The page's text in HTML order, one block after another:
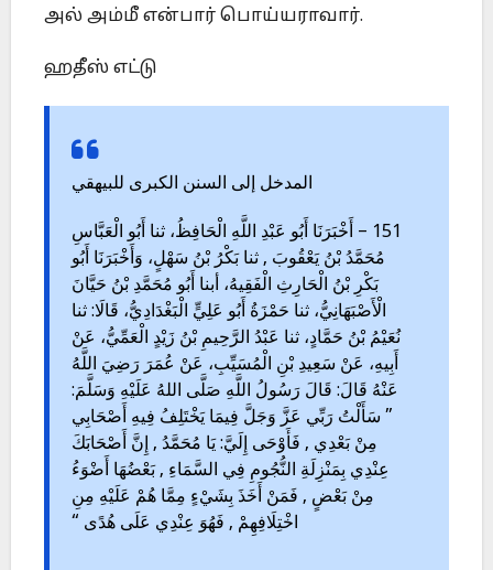
அல் அம்மீ என்பார் பொய்யராவார்.
ஹதீஸ் எட்டு
المدخل إلى السنن الكبرى للبيهقي
151 – أَخْبَرَنَا أَبُو عَبْدِ اللَّهِ الْحَافِظُ، ثنا أَبُو الْعَبَّاسِ
مُحَمَّدُ بْنُ يَعْقُوبَ , ثنا بَكْرُ بْنُ سَهْلٍ، وَأَخْبَرَنَا أَبُو
بَكْرِ بْنُ الْحَارِثِ الْفَقِيهُ، أبنا أَبُو مُحَمَّدِ بْنُ حَيَّانَ
الْأَصْبَهَانِيُّ، ثنا حَمْزَةُ أَبُو عَلِيٍّ الْبَغْدَادِيُّ، قَالَا: ثنا
نُعَيْمُ بْنُ حَمَّادٍ، ثنا عَبْدُ الرَّحِيمِ بْنُ زَيْدٍ الْعَمِّيُّ، عَنْ
أَبِيهِ، عَنْ سَعِيدِ بْنِ الْمُسَيِّبِ، عَنْ عُمَرَ رَضِيَ اللَّهُ
عَنْهُ قَالَ: قَالَ رَسُولُ اللَّهِ صَلَّى اللهُ عَلَيْهِ وَسَلَّمَ:
” سَأَلْتُ رَبِّي عَزَّ وَجَلَّ فِيمَا يَخْتَلِفُ فِيهِ أَصْحَابِي
مِنْ بَعْدِي , فَأَوْحَى إِلَيَّ: يَا مُحَمَّدُ , إِنَّ أَصْحَابَكَ
عِنْدِي بِمَنْزِلَةِ النُّجُومِ فِي السَّمَاءِ , بَعْضُهَا أَضْوَءُ
مِنْ بَعْضٍ , فَمَنْ أَخَذَ بِشَيْءٍ مِمَّا هُمْ عَلَيْهِ مِنِ
اخْتِلَافِهِمْ , فَهُوَ عِنْدِي عَلَى هُدًى “